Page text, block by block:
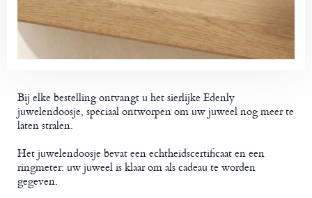
Bij elke bestelling ontvangt u het sierlijke Edenly
juwelendoosje, speciaal ontworpen om uw juweel nog meer te
laten stralen.
Het juwelendoosje bevat een echtheidscertificaat en een
ringmeter: uw juweel is klaar om als cadeau te worden
gegeven.